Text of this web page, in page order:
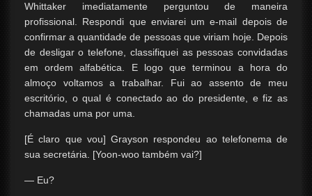
Whittaker imediatamente perguntou de maneira
profissional. Respondi que enviarei um e-mail depois de
confirmar a quantidade de pessoas que viriam hoje. Depois
de desligar o telefone, classifiquei as pessoas convidadas
em ordem alfabética. E logo que terminou a hora do
almoço voltamos a trabalhar. Fui ao assento de meu
escritório, o qual é conectado ao do presidente, e fiz as
chamadas uma por uma.
[É claro que vou] Grayson respondeu ao telefonema de
sua secretária. [Yoon-woo também vai?]
— Eu?